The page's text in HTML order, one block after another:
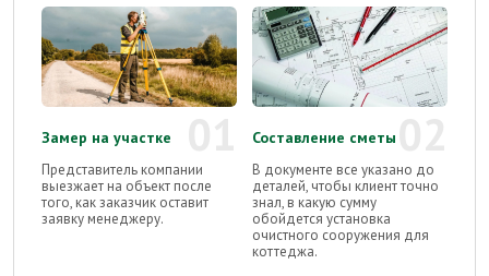
Замер на участке
Представитель компании
выезжает на объект после
того, как заказчик оставит
заявку менеджеру.
Составление сметы
В документе все указано до
деталей, чтобы клиент точно
знал, в какую сумму
обойдется установка
очистного сооружения для
коттеджа.